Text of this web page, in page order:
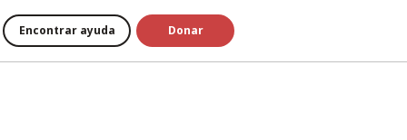
Encontrar ayuda Donar